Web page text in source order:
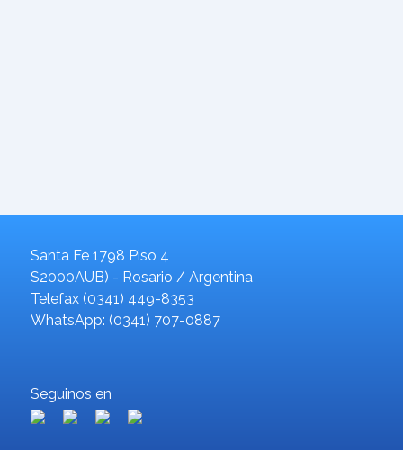
Santa Fe 1798 Piso 4
S2000AUB) - Rosario / Argentina
Telefax (0341) 449-8353
WhatsApp: (0341) 707-0887
Seguinos en